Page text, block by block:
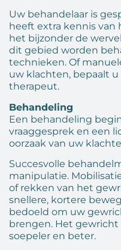
Uw behandelaar is
heeft extra kennis van
het bijzonder de
dit gebied worden
technieken. Of
uw klachten, bepaalt
therapeut.
Behandeling
Een behandeling
vraaggesprek en een
oorzaak van uw
Succesvolle
manipulatie.
of rekken van het
snellere, kortere
bedoeld om uw
brengen. Het gewricht
soepeler en beter.